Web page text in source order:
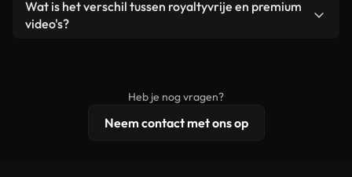
een losstaand product.
remixen. Zorg er wel voor dat het eindproduct
Wat is het verschil tussen royaltyvrije en premium
video's?
licentiebescherming omvat.
Heb je nog vragen?
Neem contact met ons op